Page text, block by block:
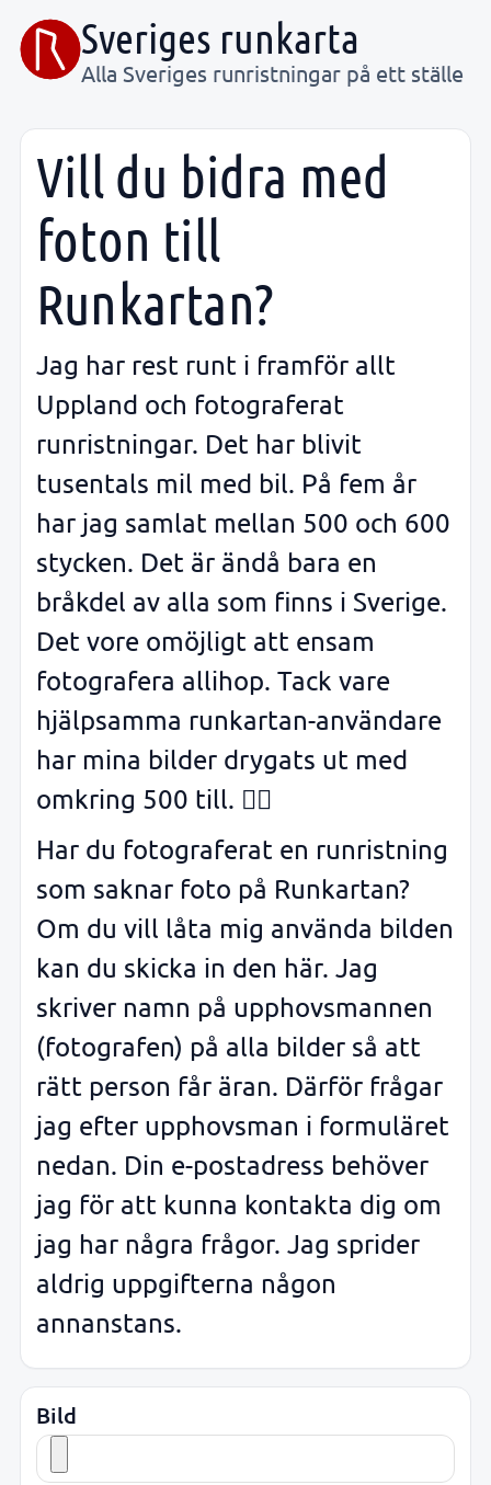
Sveriges runkarta
Alla Sveriges runristningar på ett ställe
Vill du bidra med
foton till
Runkartan?
Jag har rest runt i framför allt
Uppland och fotograferat
runristningar. Det har blivit
tusentals mil med bil. På fem år
har jag samlat mellan 500 och 600
stycken. Det är ändå bara en
bråkdel av alla som finns i Sverige.
Det vore omöjligt att ensam
fotografera allihop. Tack vare
hjälpsamma runkartan-användare
har mina bilder drygats ut med
omkring 500 till. 👍🏻
Har du fotograferat en runristning
som saknar foto på Runkartan?
Om du vill låta mig använda bilden
kan du skicka in den här. Jag
skriver namn på upphovsmannen
(fotografen) på alla bilder så att
rätt person får äran. Därför frågar
jag efter upphovsman i formuläret
nedan. Din e-postadress behöver
jag för att kunna kontakta dig om
jag har några frågor. Jag sprider
aldrig uppgifterna någon
annanstans.
Bild